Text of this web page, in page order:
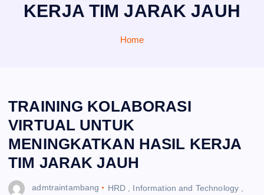
KERJA TIM JARAK JAUH
Home
TRAINING KOLABORASI
VIRTUAL UNTUK
MENINGKATKAN HASIL KERJA
TIM JARAK JAUH
admtraintambang HRD, Information and Technology